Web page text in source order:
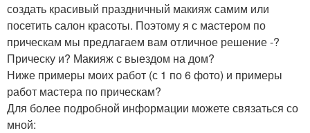
создать красивый праздничный макияж самим или
посетить салон красоты. Поэтому я с мастером по
прическам мы предлагаем вам отличное решение -?
Прическу и? Макияж с выездом на дом?
Ниже примеры моих работ (с 1 по 6 фото) и примеры
работ мастера по прическам?
Для более подробной информации можете связаться со
мной: